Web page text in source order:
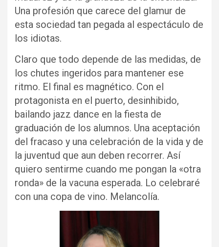
Una profesión que carece del glamur de
esta sociedad tan pegada al espectáculo de
los idiotas.
Claro que todo depende de las medidas, de
los chutes ingeridos para mantener ese
ritmo. El final es magnético. Con el
protagonista en el puerto, desinhibido,
bailando jazz dance en la fiesta de
graduación de los alumnos. Una aceptación
del fracaso y una celebración de la vida y de
la juventud que aun deben recorrer. Así
quiero sentirme cuando me pongan la «otra
ronda» de la vacuna esperada. Lo celebraré
con una copa de vino. Melancolía.